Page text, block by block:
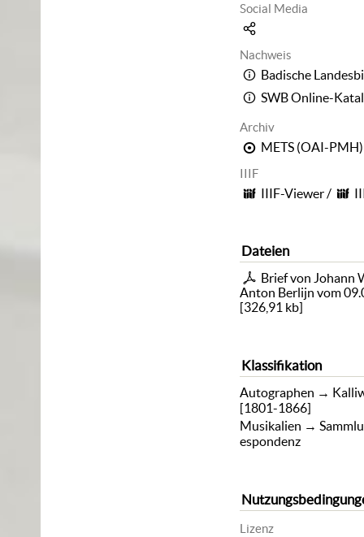
Social Media
Nachweis
Badische
SWB Online-
Archiv
METS (OAI-PMH)
IIIF
IIIF-Viewer/
Dateien
Brief von Johann
Anton Berlijn vom
[326,91 kb]
Klassifikation
Autographen →
[1801-1866]
Musikalien →
espondenz
Lizenz